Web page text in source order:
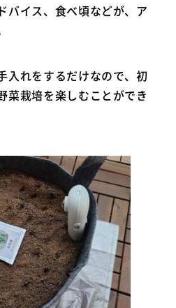
バイス、食べ頃などが、ア
入れをするだけなので、初
菜栽培を楽しむことができ